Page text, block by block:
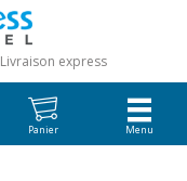
Livraison express
Panier Menu